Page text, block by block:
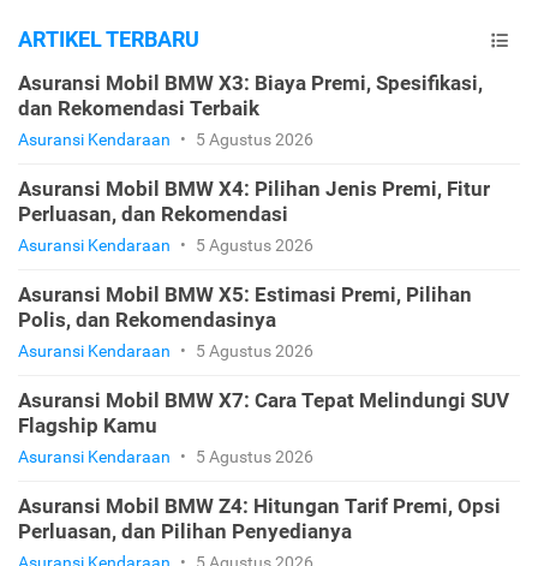
ARTIKEL TERBARU
Asuransi Mobil BMW X3: Biaya Premi, Spesifikasi,
dan Rekomendasi Terbaik
Asuransi Kendaraan • 5 Agustus 2026
Asuransi Mobil BMW X4: Pilihan Jenis Premi, Fitur
Perluasan, dan Rekomendasi
Asuransi Kendaraan • 5 Agustus 2026
Asuransi Mobil BMW X5: Estimasi Premi, Pilihan
Polis, dan Rekomendasinya
Asuransi Kendaraan • 5 Agustus 2026
Asuransi Mobil BMW X7: Cara Tepat Melindungi SUV
Flagship Kamu
Asuransi Kendaraan • 5 Agustus 2026
Asuransi Mobil BMW Z4: Hitungan Tarif Premi, Opsi
Perluasan, dan Pilihan Penyedianya
Asuransi Kendaraan • 5 Agustus 2026